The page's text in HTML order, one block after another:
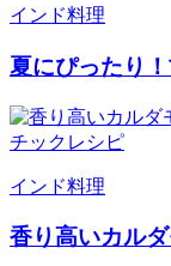
インド料理
夏にぴったり
インド料理
香り高いカル